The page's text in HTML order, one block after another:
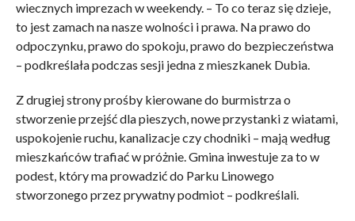
wiecznych imprezach w weekendy. – To co teraz się dzieje,
to jest zamach na nasze wolności i prawa. Na prawo do
odpoczynku, prawo do spokoju, prawo do bezpieczeństwa
– podkreślała podczas sesji jedna z mieszkanek Dubia.
Z drugiej strony prośby kierowane do burmistrza o
stworzenie przejść dla pieszych, nowe przystanki z wiatami,
uspokojenie ruchu, kanalizacje czy chodniki – mają według
mieszkańców trafiać w próżnie. Gmina inwestuje za to w
podest, który ma prowadzić do Parku Linowego
stworzonego przez prywatny podmiot – podkreślali.